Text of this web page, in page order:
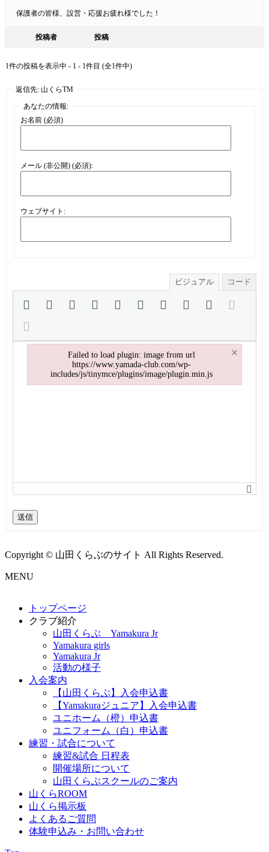
保護者の皆様、設営・応援お疲れ様でした！
投稿者 投稿
1件の投稿を表示中 - 1 - 1件目 (全1件中)
返信先: 山くらTM
あなたの情報:
お名前 (必須)
メール (非公開) (必須):
ウェブサイト:
ビジュアル コード
送信
Copyright © 山田くらぶのサイト All Rights Reserved.
MENU
トップページ
クラブ紹介
山田くらぶ Yamakura Jr
Yamakura girls
Yamakura Jr
活動の様子
入会案内
【山田くらぶ】入会申込書
【Yamakuraジュニア】入会申込書
ユニホーム（橙）申込書
ユニフォーム（白）申込書
練習・試合について
練習&試合 日程表
開催場所について
山田くらぶスクールのご案内
山くらROOM
山くら掲示板
よくあるご質問
体験申込み・お問い合わせ
Failed to load plugin: image from url
https://www.yamada-club.com/wp-
includes/js/tinymce/plugins/image/plugin.min.js
×
Failed to load plugin: image from url https://www.yamada-